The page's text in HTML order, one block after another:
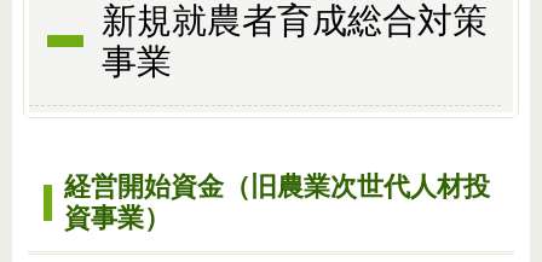
新規就農者育成総合対策
事業
経営開始資金（旧農業次世代人材投
資事業）